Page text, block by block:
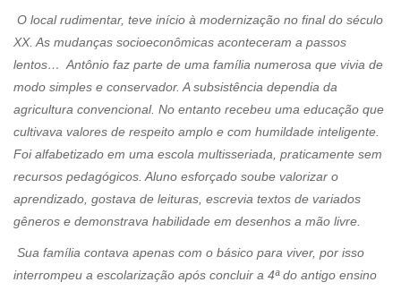
O local rudimentar, teve início à modernização no final do século
XX. As mudanças socioeconômicas aconteceram a passos
lentos… Antônio faz parte de uma família numerosa que vivia de
modo simples e conservador. A subsistência dependia da
agricultura convencional. No entanto recebeu uma educação que
cultivava valores de respeito amplo e com humildade inteligente.
Foi alfabetizado em uma escola multisseriada, praticamente sem
recursos pedagógicos. Aluno esforçado soube valorizar o
aprendizado, gostava de leituras, escrevia textos de variados
gêneros e demonstrava habilidade em desenhos a mão livre.
Sua família contava apenas com o básico para viver, por isso
interrompeu a escolarização após concluir a 4ª do antigo ensino